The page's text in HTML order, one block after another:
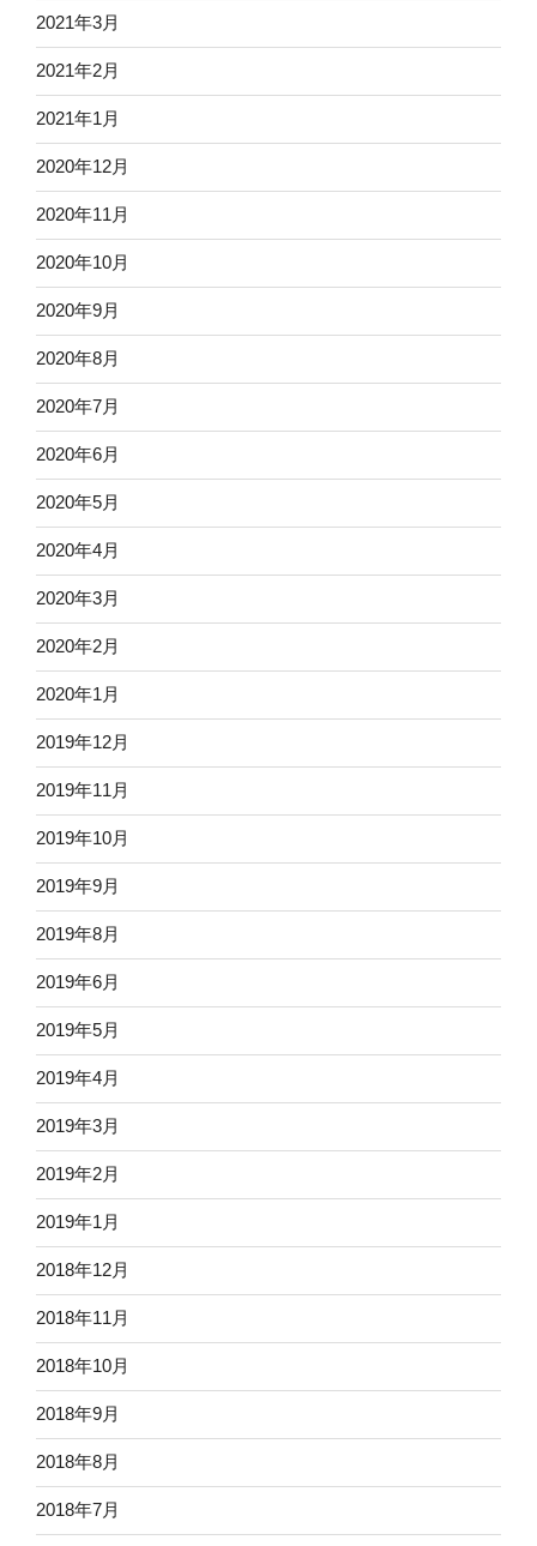
2021年3月
2021年2月
2021年1月
2020年12月
2020年11月
2020年10月
2020年9月
2020年8月
2020年7月
2020年6月
2020年5月
2020年4月
2020年3月
2020年2月
2020年1月
2019年12月
2019年11月
2019年10月
2019年9月
2019年8月
2019年6月
2019年5月
2019年4月
2019年3月
2019年2月
2019年1月
2018年12月
2018年11月
2018年10月
2018年9月
2018年8月
2018年7月